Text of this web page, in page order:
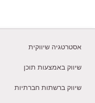
אסטרטגיה שיווקית
שיווק באמצעות תוכן
שיווק ברשתות חברתיות